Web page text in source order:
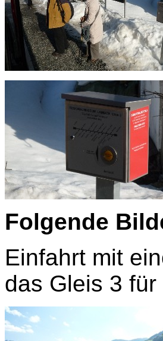
Folgende
Einfahrt mit
das Gleis 3